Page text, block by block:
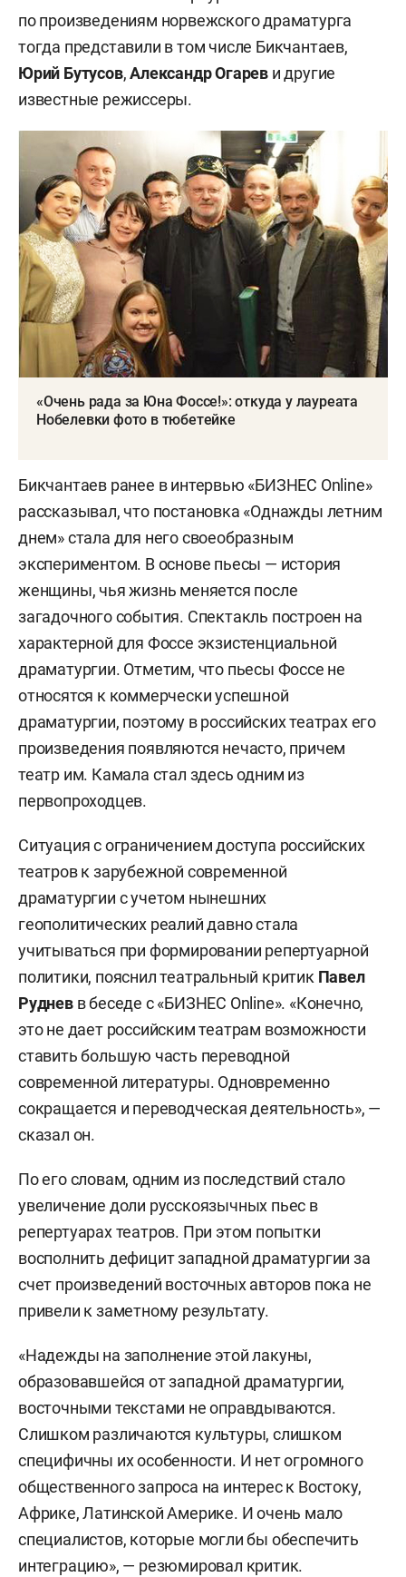
по произведениям норвежского драматурга
тогда представили в том числе Бикчантаев,
Юрий Бутусов,Александр Огарев и другие
известные режиссеры.
«Очень рада за Юна Фоссе!»: откуда у лауреата
Нобелевки фото в тюбетейке
Бикчантаев ранее в интервью «БИЗНЕС Online»
рассказывал, что постановка «Однажды летним
днем» стала для него своеобразным
экспериментом. В основе пьесы — история
женщины, чья жизнь меняется после
загадочного события. Спектакль построен на
характерной для Фоссе экзистенциальной
драматургии. Отметим, что пьесы Фоссе не
относятся к коммерчески успешной
драматургии, поэтому в российских театрах его
произведения появляются нечасто, причем
театр им. Камала стал здесь одним из
первопроходцев.
Ситуация с ограничением доступа российских
театров к зарубежной современной
драматургии с учетом нынешних
геополитических реалий давно стала
учитываться при формировании репертуарной
политики, пояснил театральный критик Павел
Руднев в беседе с «БИЗНЕС Online». «Конечно,
это не дает российским театрам возможности
ставить большую часть переводной
современной литературы. Одновременно
сокращается и переводческая деятельность», —
сказал он.
По его словам, одним из последствий стало
увеличение доли русскоязычных пьес в
репертуарах театров. При этом попытки
восполнить дефицит западной драматургии за
счет произведений восточных авторов пока не
привели к заметному результату.
«Надежды на заполнение этой лакуны,
образовавшейся от западной драматургии,
восточными текстами не оправдываются.
Слишком различаются культуры, слишком
специфичны их особенности. И нет огромного
общественного запроса на интерес к Востоку,
Африке, Латинской Америке. И очень мало
специалистов, которые могли бы обеспечить
интеграцию», — резюмировал критик.